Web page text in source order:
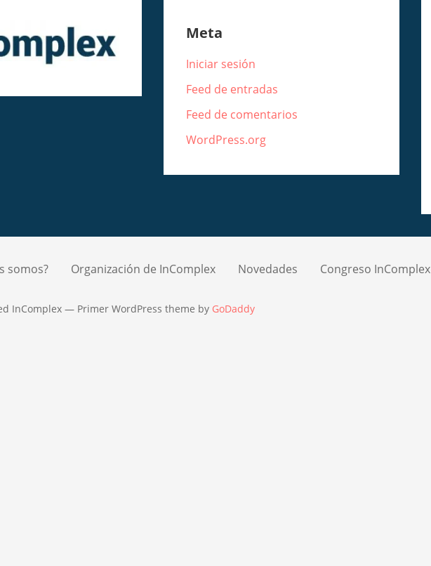
Meta
Iniciar sesión
Feed de entradas
Feed de comentarios
WordPress.org
somos? Organización de InComplex Novedades Congreso InComplex
InComplex — Primer WordPress theme by GoDaddy